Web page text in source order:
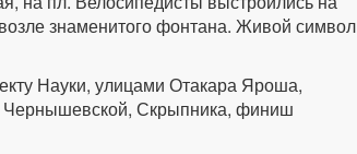
знаменитого фонтана. Живой символ
Науки, улицами Отакара Яроша,
Чернышевской, Скрыпника, финиш